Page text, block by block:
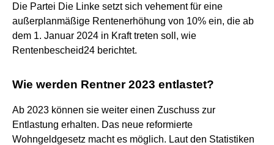
Die Partei Die Linke setzt sich vehement für eine
außerplanmäßige Rentenerhöhung von 10% ein, die ab
dem 1. Januar 2024 in Kraft treten soll, wie
Rentenbescheid24 berichtet.
Wie werden Rentner 2023 entlastet?
Ab 2023 können sie weiter einen Zuschuss zur
Entlastung erhalten. Das neue reformierte
Wohngeldgesetz macht es möglich. Laut den Statistiken